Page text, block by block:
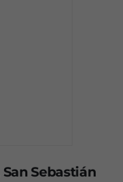
San Sebastián